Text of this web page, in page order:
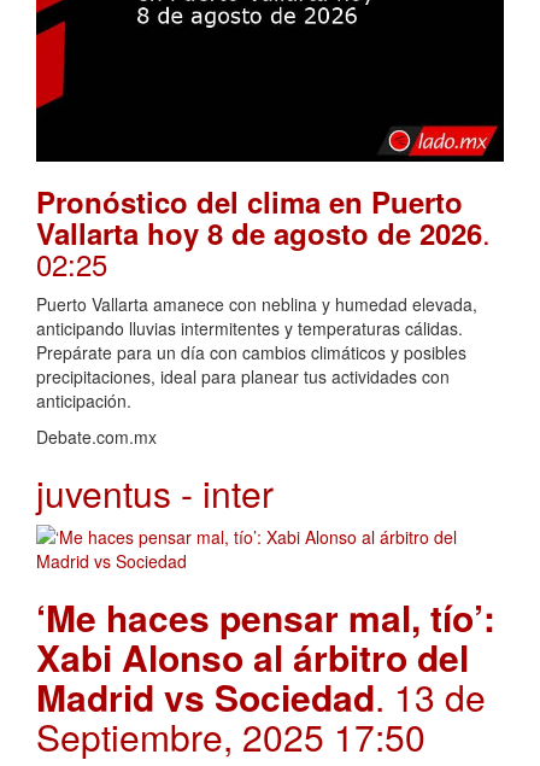
Pronóstico del clima en Puerto
Vallarta hoy 8 de agosto de 2026.
02:25
Puerto Vallarta amanece con neblina y humedad elevada,
anticipando lluvias intermitentes y temperaturas cálidas.
Prepárate para un día con cambios climáticos y posibles
precipitaciones, ideal para planear tus actividades con
anticipación.
Debate.com.mx
juventus - inter
‘Me haces pensar mal, tío’:
Xabi Alonso al árbitro del
Madrid vs Sociedad. 13 de
Septiembre, 2025 17:50